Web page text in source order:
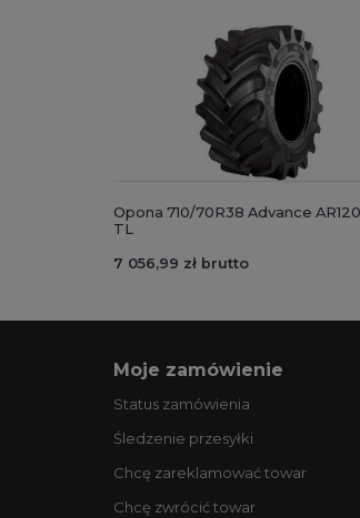
Opona 710/70R38 Advance
TL
7 056,99 zł brutto
Moje zamówienie
Status zamówienia
Śledzenie przesyłki
Chcę zareklamować towar
Chcę zwrócić towar